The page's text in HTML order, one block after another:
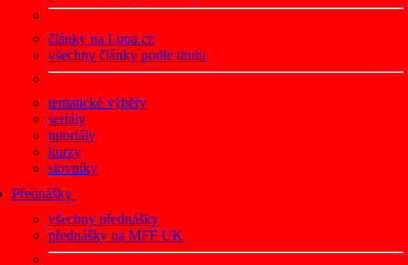
články na Lupa.cz
všechny články podle titulu
tematické výběry
seriály
tutoriály
kurzy
slovníky
Přednášky
všechny přednášky
přednášky na MFF UK